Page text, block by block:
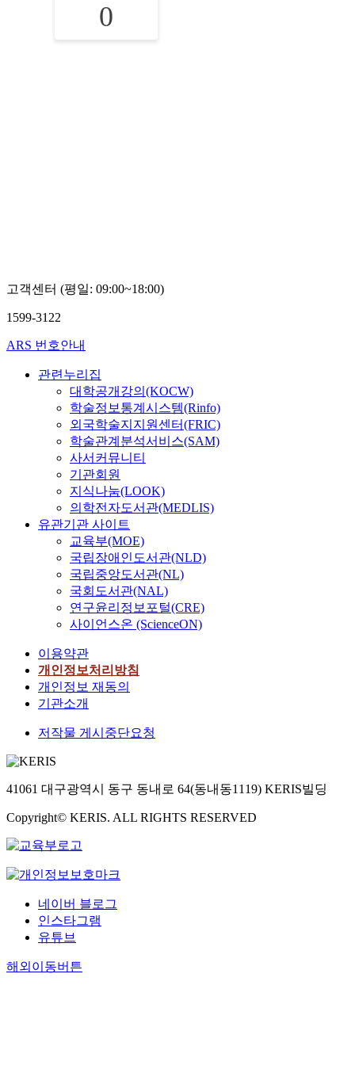
0
고객센터 (평일: 09:00~18:00)
1599-3122
ARS 번호안내
관련누리집
대학공개강의(KOCW)
학술정보통계시스템(Rinfo)
외국학술지지원센터(FRIC)
학술관계분석서비스(SAM)
사서커뮤니티
기관회원
지식나눔(LOOK)
의학전자도서관(MEDLIS)
유관기관 사이트
교육부(MOE)
국립장애인도서관(NLD)
국립중앙도서관(NL)
국회도서관(NAL)
연구윤리정보포털(CRE)
사이언스온 (ScienceON)
이용약관
개인정보처리방침
개인정보 재동의
기관소개
저작물 게시중단요청
41061 대구광역시 동구 동내로 64(동내동1119) KERIS빌딩
Copyright© KERIS. ALL RIGHTS RESERVED
네이버 블로그
인스타그램
유튜브
해외이동버튼